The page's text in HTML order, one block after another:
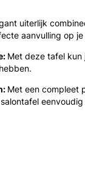
uiterlijk
aanvulling op je
Met deze tafel
Met een compleet